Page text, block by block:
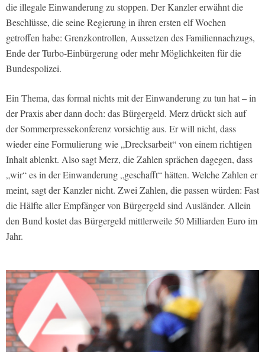
die illegale Einwanderung zu stoppen. Der Kanzler erwähnt die
Beschlüsse, die seine Regierung in ihren ersten elf Wochen
getroffen habe: Grenzkontrollen, Aussetzen des Familiennachzugs,
Ende der Turbo-Einbürgerung oder mehr Möglichkeiten für die
Bundespolizei.
Ein Thema, das formal nichts mit der Einwanderung zu tun hat – in
der Praxis aber dann doch: das Bürgergeld. Merz drückt sich auf
der Sommerpressekonferenz vorsichtig aus. Er will nicht, dass
wieder eine Formulierung wie „Drecksarbeit“ von einem richtigen
Inhalt ablenkt. Also sagt Merz, die Zahlen sprächen dagegen, dass
„wir“ es in der Einwanderung „geschafft“ hätten. Welche Zahlen er
meint, sagt der Kanzler nicht. Zwei Zahlen, die passen würden: Fast
die Hälfte aller Empfänger von Bürgergeld sind Ausländer. Allein
den Bund kostet das Bürgergeld mittlerweile 50 Milliarden Euro im
Jahr.